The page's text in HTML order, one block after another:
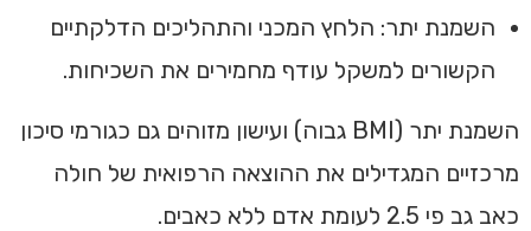
השמנת יתר: הלחץ המכני והתהליכים הדלקתיים
הקשורים למשקל עודף מחמירים את השכיחות.
השמנת יתר (BMI גבוה) ועישון מזוהים גם כגורמי סיכון
מרכזיים המגדילים את ההוצאה הרפואית של חולה
כאב גב פי 2.5 לעומת אדם ללא כאבים.